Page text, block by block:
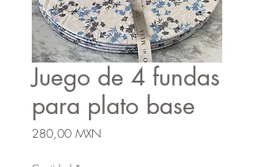
Juego de 4 fundas
para plato base
280,00 MXN